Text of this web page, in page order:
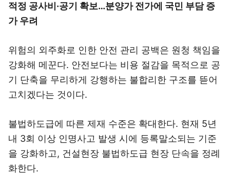
적정 공사비·공기 확보…분양가 전가에 국민 부담 증
가 우려
위험의 외주화로 인한 안전 관리 공백은 원청 책임을
강화해 메꾼다. 안전보다는 비용 절감을 목적으로 공
기 단축을 무리하게 강행하는 불합리한 구조를 뜯어
고치겠다는 것이다.
불법하도급에 따른 제재 수준은 확대한다. 현재 5년
내 3회 이상 인명사고 발생 시에 등록말소되는 기준
을 강화하고, 건설현장 불법하도급 현장 단속을 정례
화한다.